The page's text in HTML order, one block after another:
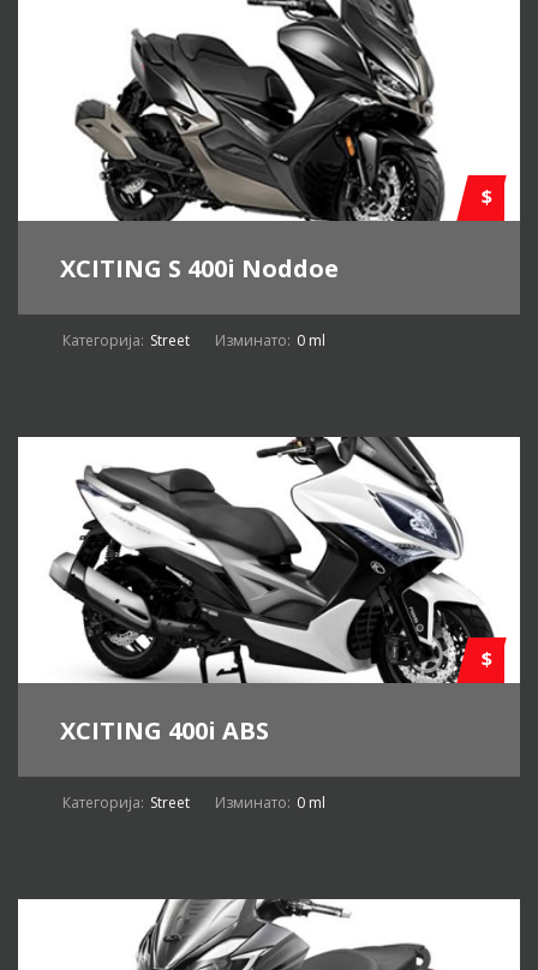
$
XCITING S 400i Noddoe
Категорија: Street Изминато: 0 ml
$
XCITING 400i ABS
Категорија: Street Изминато: 0 ml